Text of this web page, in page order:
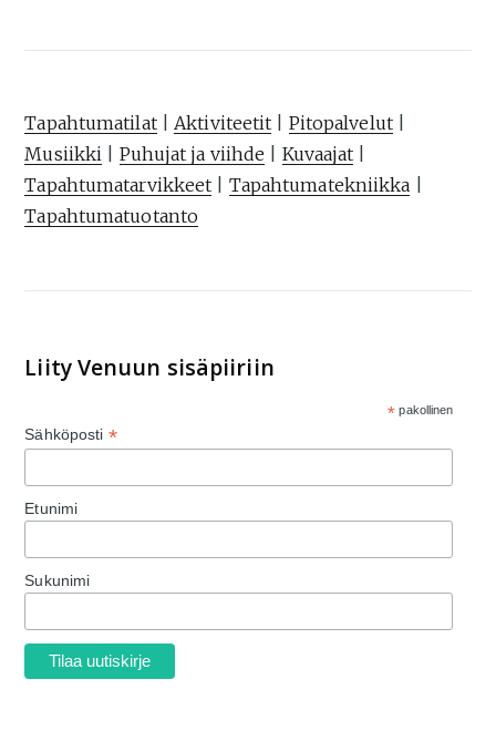
Tapahtumatilat|Aktiviteetit Pitopalvelut|
Musiikki
Puhujat ja viihde Kuvaajat
Tapahtumatarvikkeet
Tapahtumatekniikka
Tapahtumatuotanto
Liity Venuun sisäpiiriin
* pakollinen
Sähköposti *
Etunimi
Sukunimi